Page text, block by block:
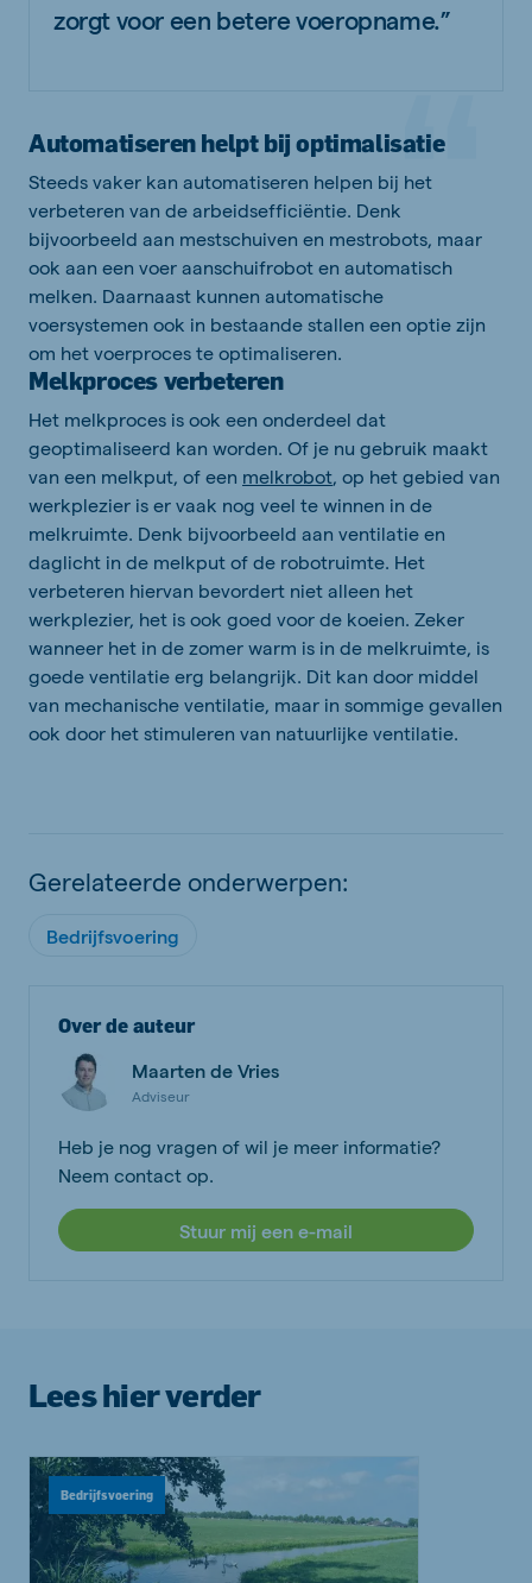
zorgt voor een betere voeropname.”
Automatiseren helpt bij optimalisatie
Steeds vaker kan automatiseren helpen bij het
verbeteren van de arbeidsefficiëntie. Denk
bijvoorbeeld aan mestschuiven en mestrobots, maar
ook aan een voer aanschuifrobot en automatisch
melken. Daarnaast kunnen automatische
voersystemen ook in bestaande stallen een optie zijn
om het voerproces te optimaliseren.
Melkproces verbeteren
Het melkproces is ook een onderdeel dat
geoptimaliseerd kan worden. Of je nu gebruik maakt
van een melkput, of een melkrobot, op het gebied van
werkplezier is er vaak nog veel te winnen in de
melkruimte. Denk bijvoorbeeld aan ventilatie en
daglicht in de melkput of de robotruimte. Het
verbeteren hiervan bevordert niet alleen het
werkplezier, het is ook goed voor de koeien. Zeker
wanneer het in de zomer warm is in de melkruimte, is
goede ventilatie erg belangrijk. Dit kan door middel
van mechanische ventilatie, maar in sommige gevallen
ook door het stimuleren van natuurlijke ventilatie.
Gerelateerde onderwerpen:
Bedrijfsvoering
Over de auteur
Maarten de Vries
Adviseur
Heb je nog vragen of wil je meer informatie?
Neem contact op.
Stuur mij een e-mail
Lees hier verder
Bedrijfsvoering